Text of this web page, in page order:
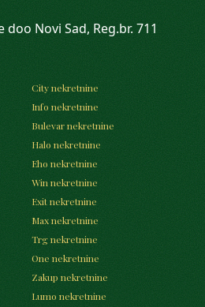
Novi Sad, Reg.br. 711
City nekretnine
Info nekretnine
Bulevar nekretnine
Halo nekretnine
Eho nekretnine
Win nekretnine
Exit nekretnine
Max nekretnine
Trg nekretnine
One nekretnine
Zakup nekretnine
Lumo nekretnine